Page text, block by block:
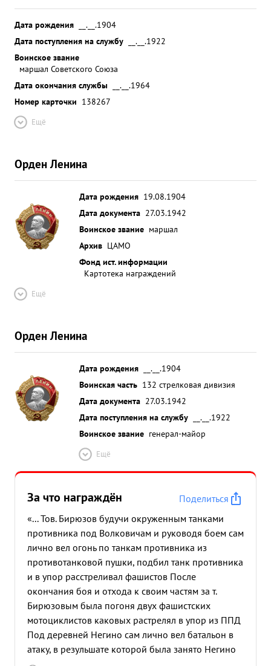
Дата рождения
__.__.1904
Дата поступления на службу
__.__.1922
Воинское звание
маршал Советского Союза
Дата окончания службы
__.__.1964
Номер карточки 138267
Ещё
Орден Ленина
Дата рождения 19.08.1904
Дата документа 27.03.1942
Воинское звание маршал
Архив ЦАМО
Фонд ист. информации
Картотека награждений
Ещё
Орден Ленина
Дата рождения
__.__.1904
Воинская часть 132 стрелковая дивизия
Дата документа 27.03.1942
Дата поступления на службу
__.__.1922
Воинское звание генерал-майор
Ещё
За что награждён
Поделиться
«... Тов. Бирюзов будучи окруженным танками
противника под Волковичам и руководя боем сам
лично вел огонь по танкам противника из
противотанковой пушки, подбил танк противника
и в упор расстреливал фашистов После
окончания боя и отхода к своим частям за т.
Бирюзовым была погоня двух фашистских
мотоциклистов каковых растрелял в упор из ППД
Под деревней Негино сам лично вел батальон в
атаку, в резульшате которой была занято Негино
уничтожено много живой силы противника, 4